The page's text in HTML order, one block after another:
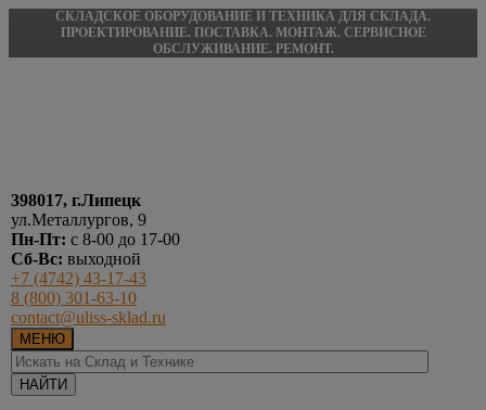
СКЛАДСКОЕ ОБОРУДОВАНИЕ И ТЕХНИКА ДЛЯ СКЛАДА.
ПРОЕКТИРОВАНИЕ. ПОСТАВКА. МОНТАЖ. СЕРВИСНОЕ
ОБСЛУЖИВАНИЕ. РЕМОНТ.
398017, г.Липецк
ул.Металлургов, 9
Пн-Пт: с 8-00 до 17-00
Сб-Вс: выходной
+7 (4742) 43-17-43
8 (800) 301-63-10
contact@uliss-sklad.ru
МЕНЮ